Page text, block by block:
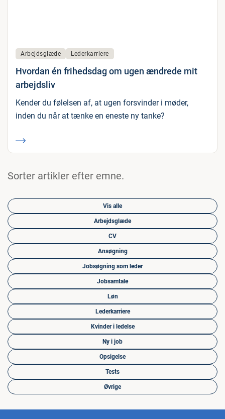
Arbejdsglæde Lederkarriere
Hvordan én frihedsdag om ugen ændrede mit
arbejdsliv
Kender du følelsen af, at ugen forsvinder i møder,
inden du når at tænke en eneste ny tanke?
Sorter artikler efter emne.
Vis alle
Arbejdsglæde
CV
Ansøgning
Jobsøgning som leder
Jobsamtale
Løn
Lederkarriere
Kvinder i ledelse
Ny i job
Opsigelse
Tests
Øvrige